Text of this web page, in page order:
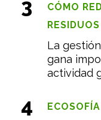
La
gana
actividad
CÓMO
RESIDUOS
ECOSOFÍA